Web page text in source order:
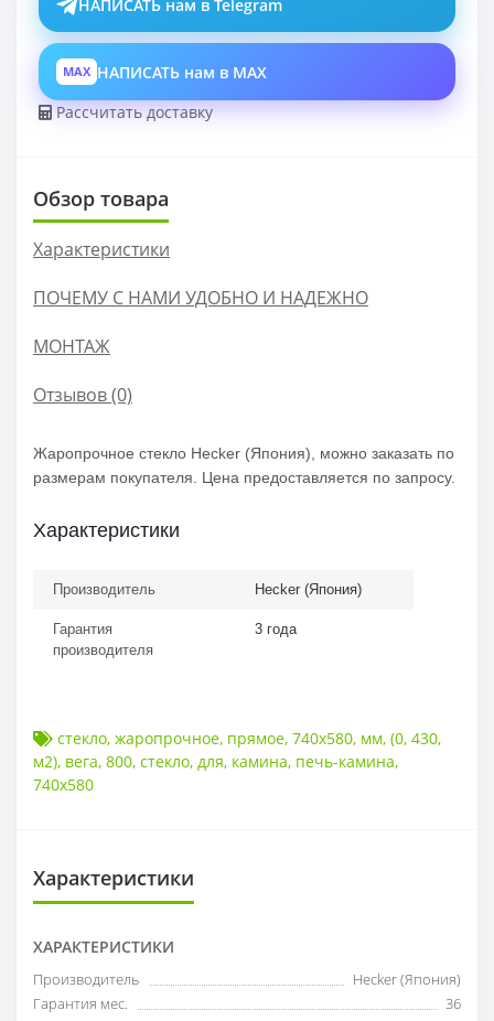
НАПИСАТЬ нам в Telegram
MAX НАПИСАТЬ нам в MAX
Рассчитать доставку
Обзор товара
Характеристики
ПОЧЕМУ С НАМИ УДОБНО И НАДЕЖНО
МОНТАЖ
Отзывов (0)
Жаропрочное стекло Hecker (Япония), можно заказать по
размерам покупателя. Цена предоставляется по запросу.
Характеристики
Производитель Hecker (Япония)
Гарантия
производителя
3 года
стекло, жаропрочное, прямое, 740x580, мм, (0, 430,
м2), вега, 800, стекло, для, камина, печь-камина,
740x580
Характеристики
ХАРАКТЕРИСТИКИ
Производитель
Hecker (Япония)
Гарантия мес.
36